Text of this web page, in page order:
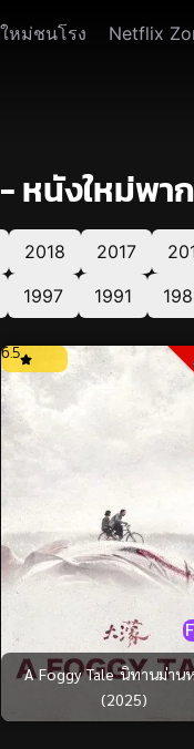
หม่ชนโรง Netflix
นังใหม่พา
2018 2017
1997 1991
6.5
A Foggy Tale นิทานม่าน
(2025)